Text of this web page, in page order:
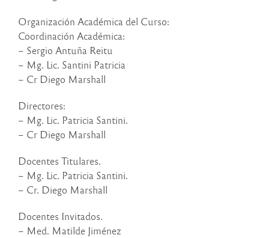
Organización Académica del Curso:
Coordinación Académica:
– Sergio Antuña Reitu
– Mg. Lic. Santini Patricia
– Cr Diego Marshall
Directores:
– Mg. Lic. Patricia Santini.
– Cr Diego Marshall
Docentes Titulares.
– Mg. Lic. Patricia Santini.
– Cr. Diego Marshall
Docentes Invitados.
– Med. Matilde Jiménez